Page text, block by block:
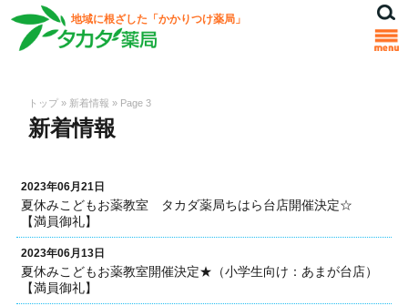
地域に根ざした「かかりつけ薬局」
トップ» 新着情報 » Page 3
新着情報
2023年06月21日
夏休みこどもお薬教室 タカダ薬局ちはら台店開催決定☆
【満員御礼】
2023年06月13日
夏休みこどもお薬教室開催決定★（小学生向け：あまが台店）
【満員御礼】